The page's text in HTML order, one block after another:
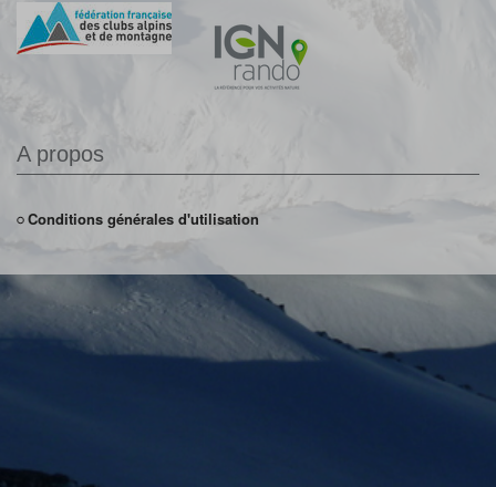
A propos
Conditions générales d'utilisation